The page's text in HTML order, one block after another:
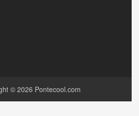
© 2026 Pontecool.com